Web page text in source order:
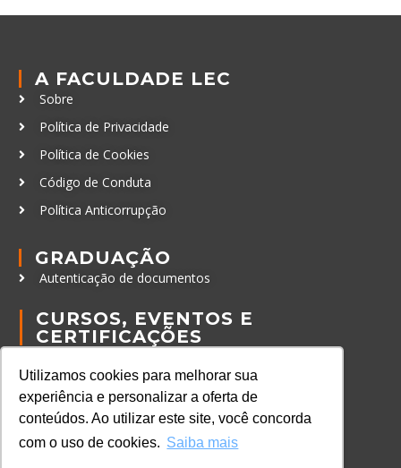
Utilizamos cookies para melhorar sua
experiência e personalizar a oferta de
conteúdos. Ao utilizar este site, você concorda
com o uso de cookies. Saiba mais
A FACULDADE LEC
Sobre
Política de Privacidade
Política de Cookies
Código de Conduta
Política Anticorrupção
GRADUAÇÃO
Autenticação de documentos
CURSOS, EVENTOS E
CERTIFICAÇÕES
In Company
Eventos
Certificações